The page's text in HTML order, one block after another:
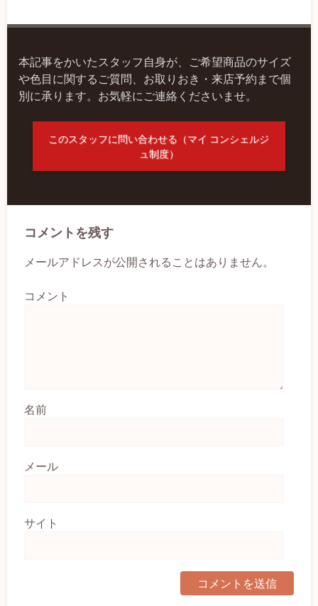
本記事をかいたスタッフ自身が、ご希望商品のサイズ
や色目に関するご質問、お取りおき・来店予約まで個
別に承ります。お気軽にご連絡くださいませ。
このスタッフに問い合わせる（マイ コンシェルジ
ュ制度）
コメントを残す
メールアドレスが公開されることはありません。
コメント
名前
メール
サイト